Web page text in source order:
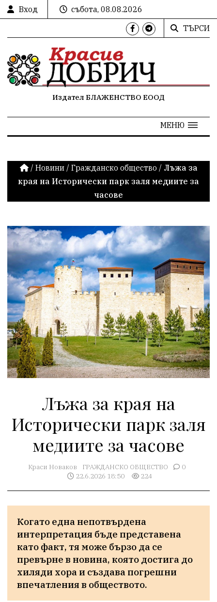
Вход
събота, 08.08.2026
ТЪРСИ
Издател БЛАЖЕНСТВО ЕООД
МЕНЮ
/ Новини / Гражданско общество / Лъжа за
края на Исторически парк заля медиите за
часове
Лъжа за края на
Исторически парк заля
медиите за часове
Краси Новаков ГРАЖДАНСКО ОБЩЕСТВО
0
22.6.2026 18:50
224
Когато една непотвърдена
интерпретация бъде представена
като факт, тя може бързо да се
превърне в новина, която достига до
хиляди хора и създава погрешни
впечатления в обществото.